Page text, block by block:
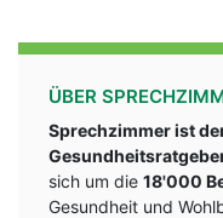
ÜBER
Sprechzimmer ist
sich um die 18'000
Gesundheit und